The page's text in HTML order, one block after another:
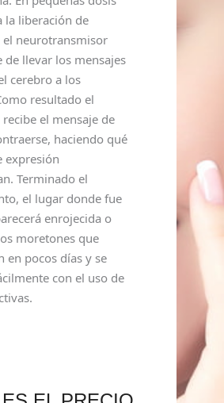
la liberación de
el neurotransmisor
de llevar los mensajes
cerebro a los
resultado el
el mensaje de
haciendo qué
expresión
Terminado el
el lugar donde fue
enrojecida o
moretones que
en pocos días y se
con el uso de